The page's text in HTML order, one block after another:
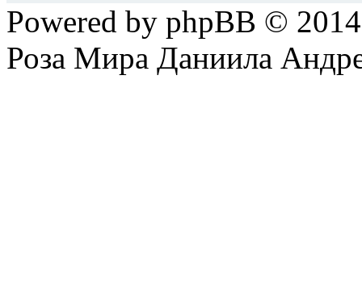
Powered by phpBB ©
Роза Мира Даниила